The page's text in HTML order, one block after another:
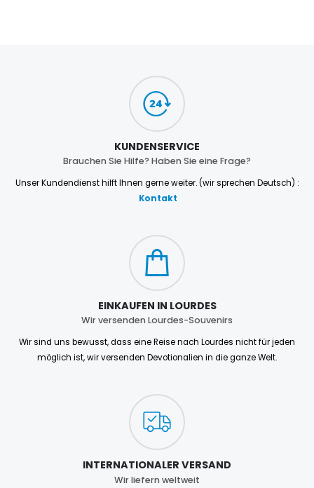
KUNDENSERVICE
Brauchen Sie Hilfe? Haben Sie eine Frage?
Unser Kundendienst hilft Ihnen gerne weiter. (wir sprechen Deutsch) :
Kontakt
EINKAUFEN IN LOURDES
Wir versenden Lourdes-Souvenirs
Wir sind uns bewusst, dass eine Reise nach Lourdes nicht für jeden
möglich ist, wir versenden Devotionalien in die ganze Welt.
INTERNATIONALER VERSAND
Wir liefern weltweit